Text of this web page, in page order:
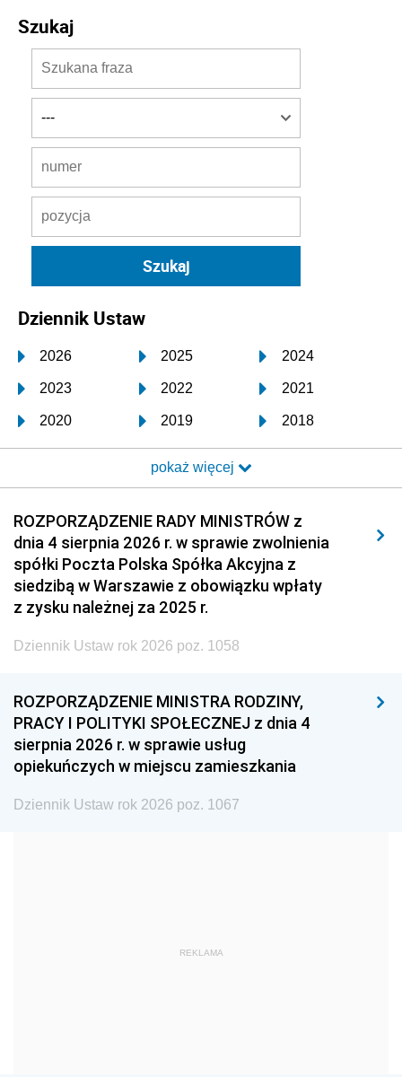
Szukaj
Dziennik Ustaw
2026 2025 2024
2023 2022 2021
2020 2019 2018
2017 2016 2015
2014 2013 2012
2011 2010 2009
2008 2007 2006
2005 2004 2003
2002 2001
1999 1998
1993 1992 1991
1990 1989
1987 1986 1985
1984 1983
pokaż więcej
ROZPORZĄDZENIE RADY MINISTRÓW z
dnia 4 sierpnia 2026 r. w sprawie zwolnienia
spółki Poczta Polska Spółka Akcyjna z
siedzibą w Warszawie z obowiązku wpłaty
z zysku należnej za 2025 r.
Dziennik Ustaw rok 2026 poz. 1058
ROZPORZĄDZENIE MINISTRA RODZINY,
PRACY I POLITYKI SPOŁECZNEJ z dnia 4
sierpnia 2026 r. w sprawie usług
opiekuńczych w miejscu zamieszkania
Dziennik Ustaw rok 2026 poz. 1067
REKLAMA